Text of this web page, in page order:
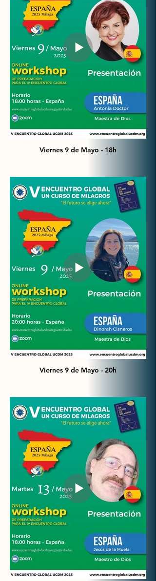
Viernes 9 de Mayo - 18h
Viernes 9 de Mayo - 20h